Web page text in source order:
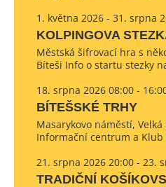
1. května 2026 - 31. srpna
KOLPINGOVA
Městská šifrovací hra s
Bíteši Info o startu stezky
18. srpna 2026 08:00 -
BÍTEŠSKÉ TRHY
Masarykovo náměstí,
Informační centrum a
21. srpna 2026 20:00 - 23.
TRADIČNÍ